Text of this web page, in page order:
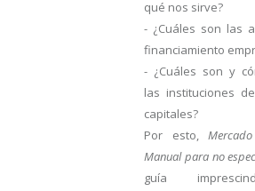
qué nos sirve?
- ¿Cuáles son las
financiamiento
- ¿Cuáles son y
las instituciones
capitales?
Por esto,
Manual para no
guía